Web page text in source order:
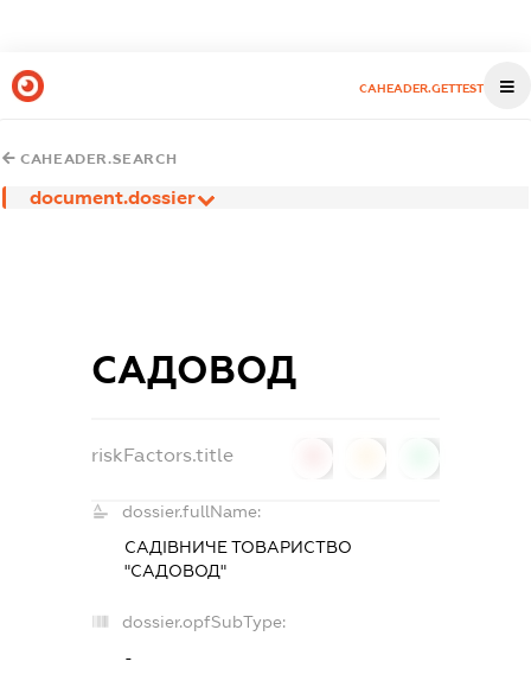
CAHEADER.GETTEST
CAHEADER.SEARCH
document.dossier
САДОВОД
riskFactors.title
dossier.fullName:
САДІВНИЧЕ ТОВАРИСТВО
"САДОВОД"
dossier.opfSubType:
-